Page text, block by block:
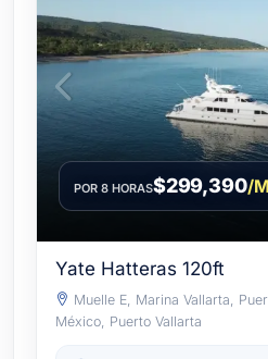
POR 8 HORAS$299,390/
Yate Hatteras 120ft
Muelle E, Marina Vallarta,
México, Puerto Vallarta